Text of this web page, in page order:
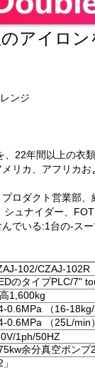
アイロ
ンジ
22年間以上の衣
リカ、アフリカ
ロダクト営業部
ュナイダー、
でいる:1台の-ス
102/CZAJ-102R
のタイプPLC/7"
1,600kg
0.6MPa （16-18kg/
0.6MPa （25L/min
1ph/50HZ
余分真空ポンプ